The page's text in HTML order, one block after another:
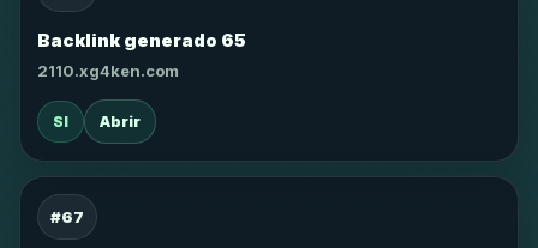
Backlink generado 65
2110.xg4ken.com
SI Abrir
#67